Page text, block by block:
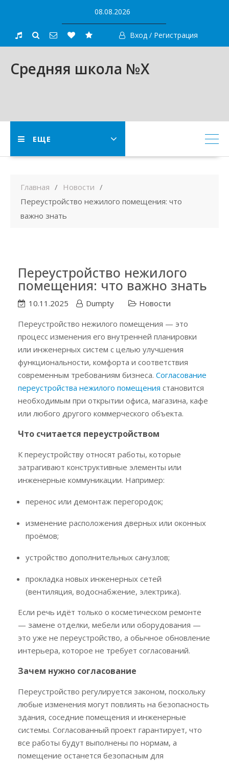
content
08.08.2026
Вход / Регистрация
Средняя школа №X
ЕЩЕ
Главная
Новости
Переустройство нежилого помещения: что
важно знать
Переустройство нежилого
помещения: что важно знать
10.11.2025 Dumpty
Новости
Переустройство нежилого помещения — это
процесс изменения его внутренней планировки
или инженерных систем с целью улучшения
функциональности, комфорта и соответствия
современным требованиям бизнеса. Согласование
переустройства нежилого помещения становится
необходимым при открытии офиса, магазина, кафе
или любого другого коммерческого объекта.
Что считается переустройством
К переустройству относят работы, которые
затрагивают конструктивные элементы или
инженерные коммуникации. Например:
перенос или демонтаж перегородок;
изменение расположения дверных или оконных
проёмов;
устройство дополнительных санузлов;
прокладка новых инженерных сетей
(вентиляция, водоснабжение, электрика).
Если речь идёт только о косметическом ремонте
— замене отделки, мебели или оборудования —
это уже не переустройство, а обычное обновление
интерьера, которое не требует согласований.
Зачем нужно согласование
Переустройство регулируется законом, поскольку
любые изменения могут повлиять на безопасность
здания, соседние помещения и инженерные
системы. Согласованный проект гарантирует, что
все работы будут выполнены по нормам, а
помещение останется безопасным для